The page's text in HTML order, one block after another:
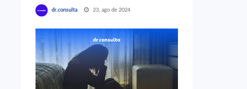
dr.consulta 23, ago de 2024